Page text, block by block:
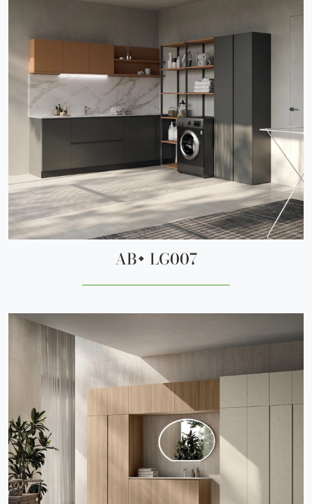
AB+ LG007